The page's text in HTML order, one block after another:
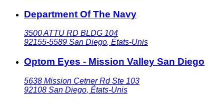
Department Of The Navy
3500 ATTU RD BLDG 104
92155-5589 San Diego, États-Unis
Optom Eyes - Mission Valley San Diego
5638 Mission Cetner Rd Ste 103
92108 San Diego, États-Unis